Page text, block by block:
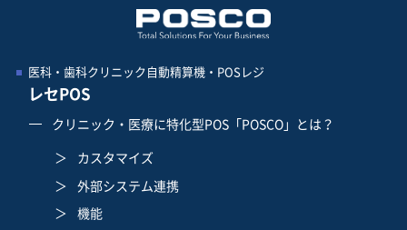
医科・歯科クリニック自動精算機・POSレジ
レセPOS
クリニック・医療に特化型POS「POSCO」とは？
カスタマイズ
外部システム連携
機能